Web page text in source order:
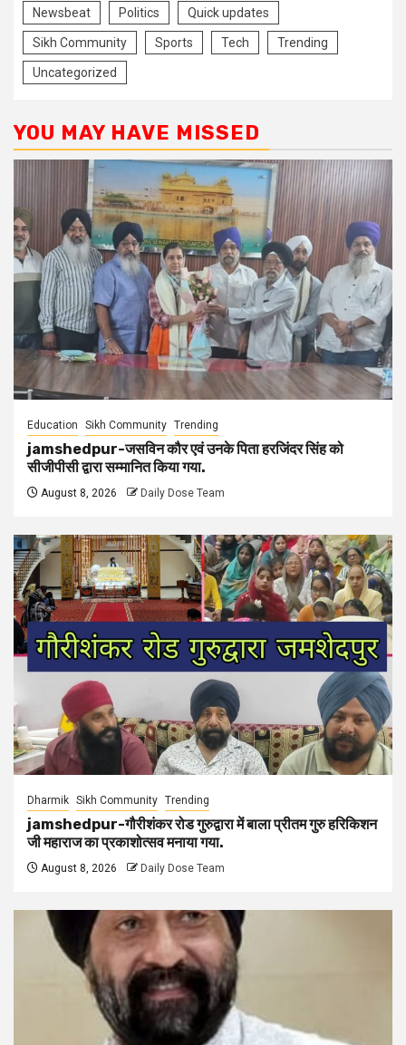
Newsbeat Politics Quick updates
Sikh Community Sports Tech Trending
Uncategorized
YOU MAY HAVE MISSED
Education Sikh Community Trending
jamshedpur-जसविन कौर एवं उनके पिता हरजिंदर सिंह को
सीजीपीसी द्वारा सम्मानित किया गया.
August 8, 2026 Daily Dose Team
Dharmik Sikh Community Trending
jamshedpur-गौरीशंकर रोड गुरुद्वारा में बाला प्रीतम गुरु हरिकिशन
जी महाराज का प्रकाशोत्सव मनाया गया.
August 8, 2026 Daily Dose Team